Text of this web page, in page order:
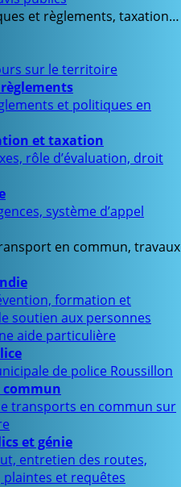
et règlements, taxation…
sur le territoire
et politiques en
et taxation
rôle d’évaluation, droit
système d’appel
en commun, travaux
formation et
soutien aux personnes
aide particulière
de police Roussillon
commun
transports en commun sur
et génie
entretien des routes,
plaintes et requêtes